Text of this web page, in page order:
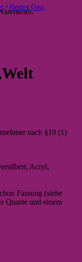
/ Bester Opa
nach §19 (1)
Acryl,
Fassung (siehe
Quaste und einem